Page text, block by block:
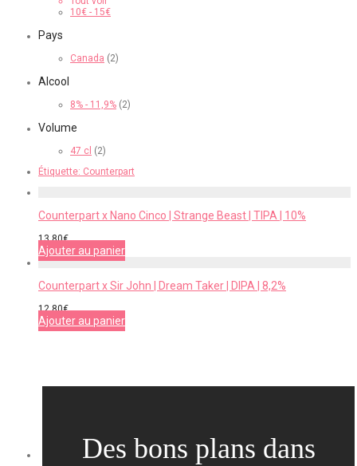
10€ - 15€
Pays
Canada (2)
Alcool
8% - 11,9% (2)
Volume
47 cl (2)
Étiquette: Counterpart
Counterpart x Nano Cinco | Strange Beast | TIPA | 10%
13,80€
Ajouter au panier
Counterpart x Sir John | Dream Taker | DIPA | 8,2%
12,80€
Ajouter au panier
Des bons plans dans